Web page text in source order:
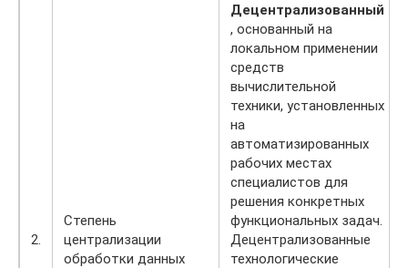
2.
Степень
централизации
обработки данных
Децентрализованный
, основанный на
локальном применении
средств
вычислительной
техники, установленных
на
автоматизированных
рабочих местах
специалистов для
решения конкретных
функциональных задач.
Децентрализованные
технологические